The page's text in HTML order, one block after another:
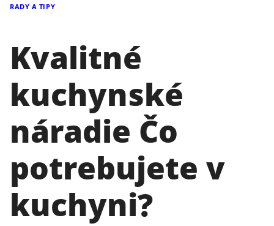
RADY A TIPY
Kvalitné
kuchynské
náradie Čo
potrebujete v
kuchyni?